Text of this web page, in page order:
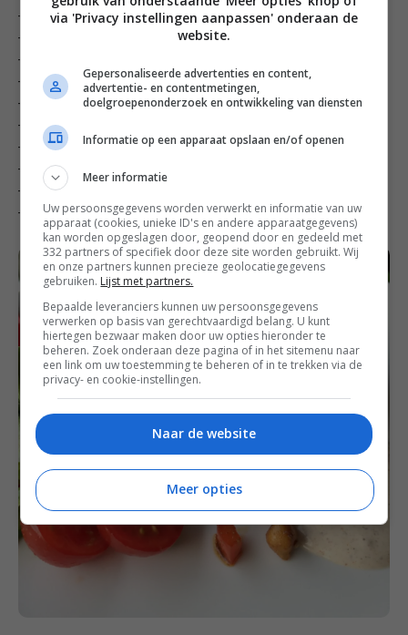
– 600gr gekookte kikkererwten (uit blik of zelf gekookt)
– 1 ui
– 1 rode paprika
– 2el zonnebloemolie
– 2tl ras el hanout
– 2tl komijnpoeder
– 1tl paprikapoeder
– 2el ketjap manis
– 4 grote maaltijdpita’s of 8 kleine pita’s
– peper & zout
via 'Privacy instellingen aanpassen' onderaan de
website.
Gepersonaliseerde advertenties en content,
advertentie- en contentmetingen,
doelgroepenonderzoek en ontwikkeling van diensten
Informatie op een apparaat opslaan en/of openen
Meer informatie
Uw persoonsgegevens worden verwerkt en informatie van uw
apparaat (cookies, unieke ID's en andere apparaatgegevens)
kan worden opgeslagen door, geopend door en gedeeld met
332 partners of specifiek door deze site worden gebruikt. Wij
en onze partners kunnen precieze geolocatiegegevens
gebruiken. Lijst met partners.
Bepaalde leveranciers kunnen uw persoonsgegevens
verwerken op basis van gerechtvaardigd belang. U kunt
hiertegen bezwaar maken door uw opties hieronder te
beheren. Zoek onderaan deze pagina of in het sitemenu naar
een link om uw toestemming te beheren of in te trekken via de
privacy- en cookie-instellingen.
Naar de website
Meer opties